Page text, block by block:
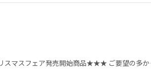
スフェア発売開始商品★★★ ご要望の多か